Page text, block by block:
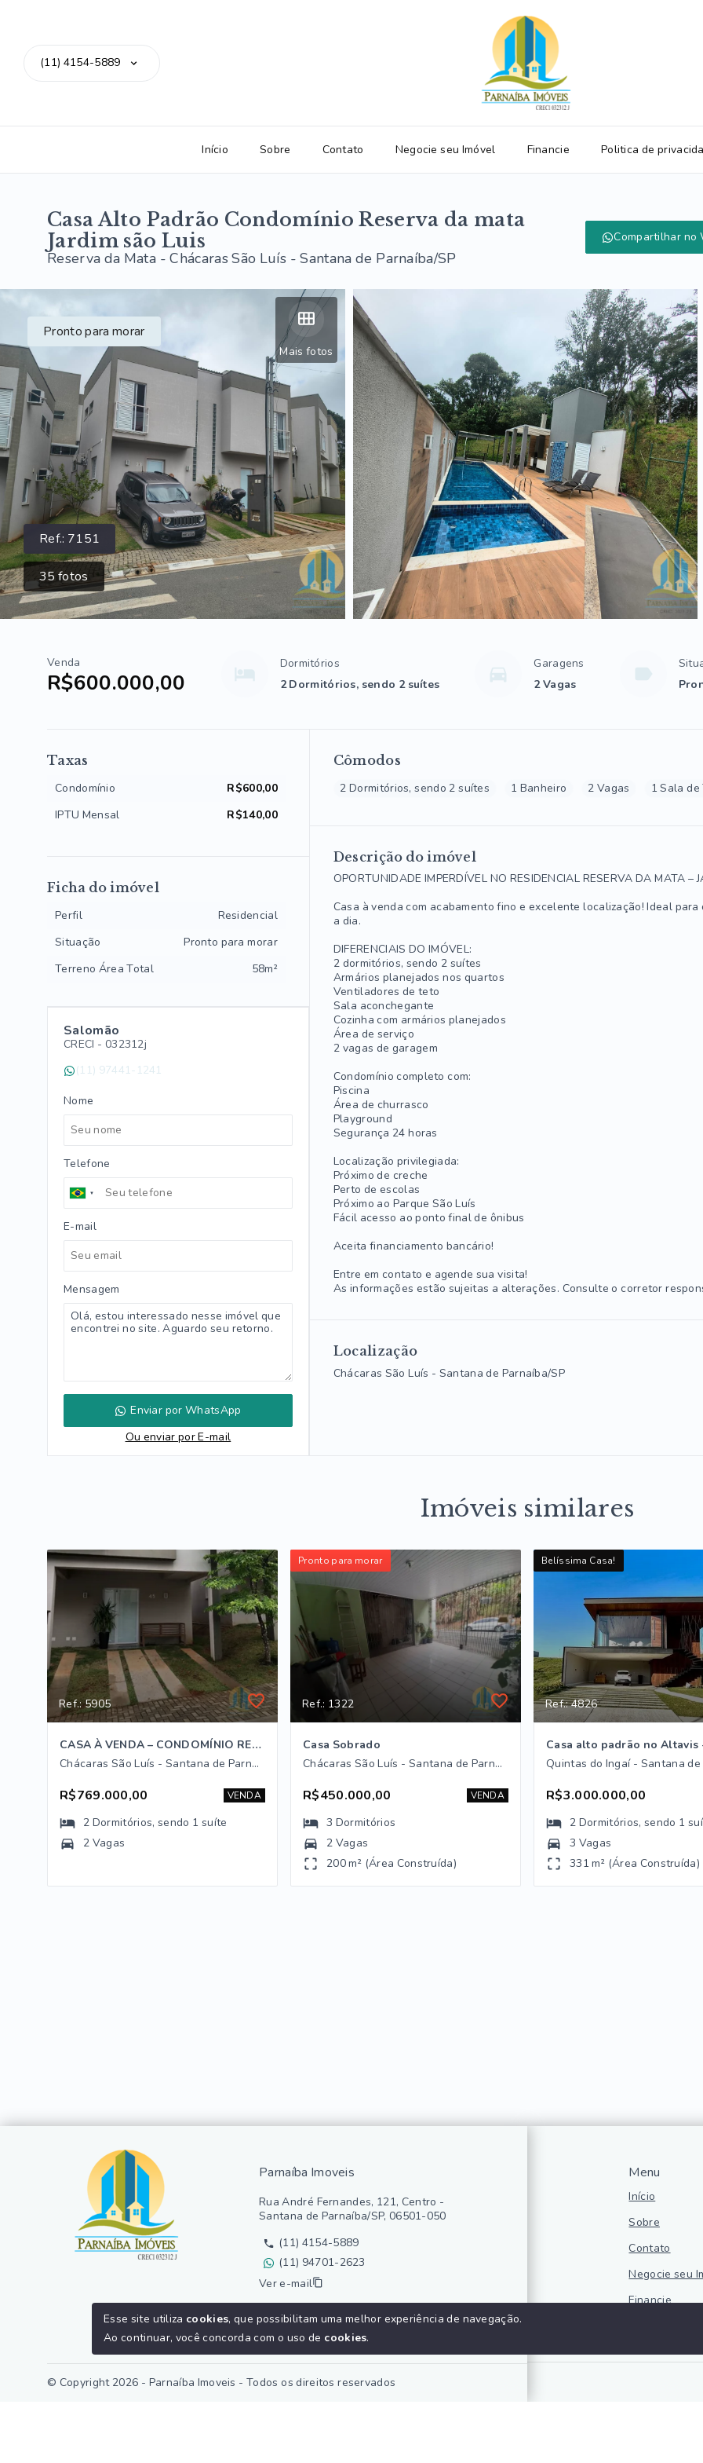
(11) 4154-5889
Início Sobre Contato Negocie seu Imóvel Financie Politica de
Casa Alto Padrão Condomínio Reserva da mata
Jardim são Luis
Reserva da Mata -Chácaras São Luís - Santana de Parnaíba/SP
Compartilhar no
Ref.: 7151
35fotos
Mais fotos
Pronto para morar
Venda
R$600.000,00
Dormitórios
2 Dormitórios, sendo 2 suítes
Garagens
2 Vagas
Cômodos
2 Dormitórios, sendo 2 suítes 1 Banheiro 2 Vagas 1 Sala de
Descrição do imóvel
OPORTUNIDADE IMPERDÍVEL NO RESIDENCIAL RESERVA DA MATA –
Casa à venda com acabamento fino e excelente localização! Ideal
a dia.
DIFERENCIAIS DO IMÓVEL:
2 dormitórios, sendo 2 suítes
Armários planejados nos quartos
Ventiladores de teto
Sala aconchegante
Cozinha com armários planejados
Área de serviço
2 vagas de garagem
Condomínio completo com:
Piscina
Área de churrasco
Playground
Segurança 24 horas
Localização privilegiada:
Próximo de creche
Perto de escolas
Próximo ao Parque São Luís
Fácil acesso ao ponto final de ônibus
Aceita financiamento bancário!
Entre em contato e agende sua visita!
As informações estão sujeitas a alterações. Consulte o corretor
Localização
Chácaras São Luís - Santana de Parnaíba/SP
Taxas
Condomínio
R$600,00
IPTU Mensal
R$140,00
Ficha do imóvel
Perfil
Residencial
Situação
Pronto para morar
Terreno Área Total
58m²
Salomão
CRECI - 032312j
(11) 97441-1241
Nome
Telefone
E-mail
Mensagem
Enviar por WhatsApp
Ou enviar por E-mail
Imóveis similares
Ref.: 5905
CASA À VENDA – CONDOMÍNIO RESERVA DA MATA
Chácaras São Luís - Santana de Parnaíba/SP
R$769.000,00 VENDA
2 Dormitórios, sendo 1 suíte
2 Vagas
Pronto para morar
Ref.: 1322
Casa Sobrado
Chácaras São Luís - Santana de Parnaíba/SP
R$450.000,00 VENDA
3 Dormitórios
2 Vagas
200 m² (Área Construída)
Belíssima Casa!
Ref.: 4826
R$3.000.000,00
2 Dormitórios, sendo 1
3 Vagas
331 m² (Área Construída)
Menu
Início
Sobre
Contato
Negocie seu
Financie
Parnaíba Imoveis
Rua André Fernandes, 121, Centro -
Santana de Parnaíba/SP, 06501-050
(11) 4154-5889
(11) 94701-2623
Ver e-mail
© Copyright 2026 - Parnaíba Imoveis - Todos os direitos reservados
Esse site utiliza cookies, que possibilitam uma melhor experiência de navegação.
Ao continuar, você concorda com o uso de cookies.